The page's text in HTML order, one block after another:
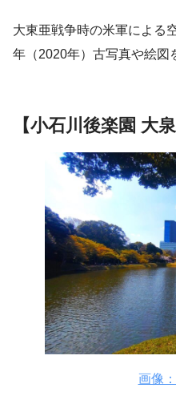
大東亜戦争時の米軍による
年（2020年）古写真や絵図
【小石川後楽園 大泉
画像